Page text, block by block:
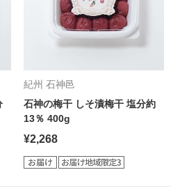
紀州 石神邑
石神の梅干 しそ漬梅干 塩分約
13％ 400g
¥2,268